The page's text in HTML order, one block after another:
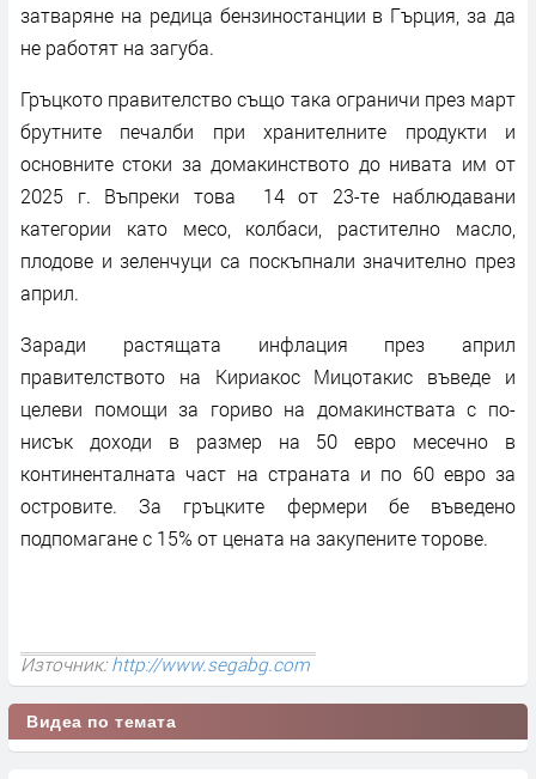
затваряне на редица бензиностанции в Гърция, за да
не работят на загуба.
Гръцкото правителство също така ограничи през март
брутните печалби при хранителните продукти и
основните стоки за домакинството до нивата им от
2025 г. Въпреки това 14 от 23-те наблюдавани
категории като месо, колбаси, растително масло,
плодове и зеленчуци са поскъпнали значително през
април.
Заради растящата инфлация през април
правителството на Кириакос Мицотакис въведе и
целеви помощи за гориво на домакинствата с по-
нисък доходи в размер на 50 евро месечно в
континенталната част на страната и по 60 евро за
островите. За гръцките фермери бе въведено
подпомагане с 15% от цената на закупените торове.
Източник:http://www.segabg.com
Видеа по темата